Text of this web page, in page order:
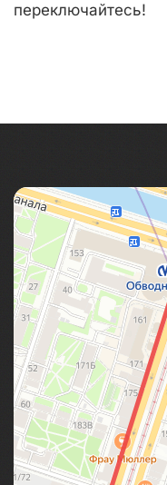
переключайтесь!